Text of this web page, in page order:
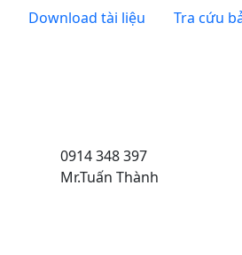
Download tài liệu
Tra cứu
0914 348 397
Mr.Tuấn Thành